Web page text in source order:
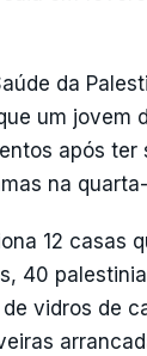
da
um jovem
após ter
na
12 casas
40
vidros de